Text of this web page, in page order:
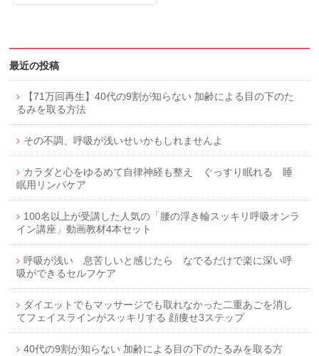
最近の投稿
【71万回再生】40代の9割が知らない 加齢による目の下のた
るみを取る方法
その不調、呼吸が浅いせいかもしれませんよ
カラダと心をゆるめて自律神経も整え ぐっすり眠れる 睡
眠用リンパケア
100名以上が受講した人気の「腰の浮き輪スッキリ呼吸オンラ
イン講座」動画教材4本セット
呼吸が浅い 息苦しいと感じたら なでるだけで楽に深い呼
吸ができるセルフケア
ダイエットでもマッサージでも取れなかった二重あごを消し
てフェイスラインがスッキリする 顔痩せ3ステップ
40代の9割が知らない 加齢による目の下のたるみを取る方